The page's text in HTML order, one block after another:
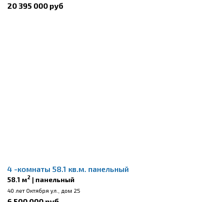
20 395 000 руб
4 -комнаты 58.1 кв.м. панельный
58.1 м2 | панельный
40 лет Октября ул., дом 25